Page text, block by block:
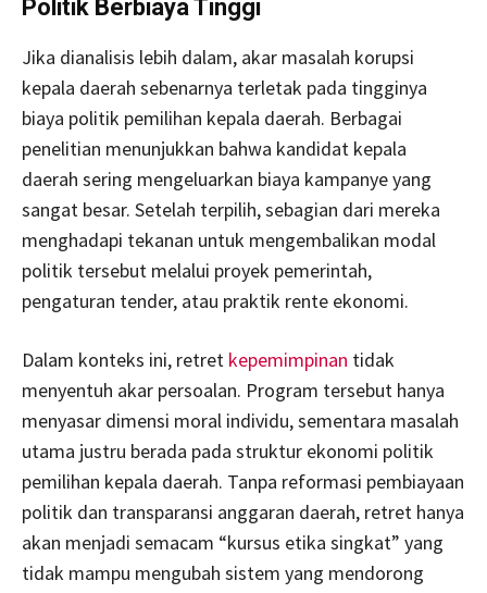
Politik Berbiaya Tinggi
Jika dianalisis lebih dalam, akar masalah korupsi
kepala daerah sebenarnya terletak pada tingginya
biaya politik pemilihan kepala daerah. Berbagai
penelitian menunjukkan bahwa kandidat kepala
daerah sering mengeluarkan biaya kampanye yang
sangat besar. Setelah terpilih, sebagian dari mereka
menghadapi tekanan untuk mengembalikan modal
politik tersebut melalui proyek pemerintah,
pengaturan tender, atau praktik rente ekonomi.
Dalam konteks ini, retret kepemimpinan tidak
menyentuh akar persoalan. Program tersebut hanya
menyasar dimensi moral individu, sementara masalah
utama justru berada pada struktur ekonomi politik
pemilihan kepala daerah. Tanpa reformasi pembiayaan
politik dan transparansi anggaran daerah, retret hanya
akan menjadi semacam “kursus etika singkat” yang
tidak mampu mengubah sistem yang mendorong